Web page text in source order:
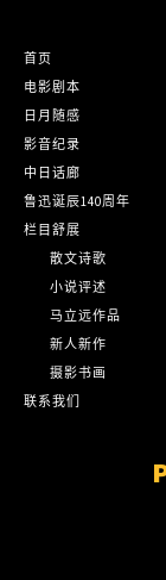
首页
电影剧本
日月随感
影音纪录
中日话廊
鲁迅诞辰140周年
栏目舒展
散文诗歌
小说评述
马立远作品
新人新作
摄影书画
联系我们